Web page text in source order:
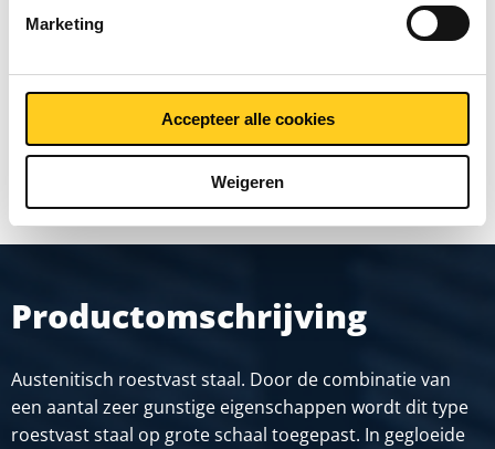
Marketing
Accepteer alle cookies
Weigeren
Prijzen in Euro per: 0
TOON MEER
Productomschrijving
Austenitisch roestvast staal. Door de combinatie van
een aantal zeer gunstige eigenschappen wordt dit type
roestvast staal op grote schaal toegepast. In gegloeide